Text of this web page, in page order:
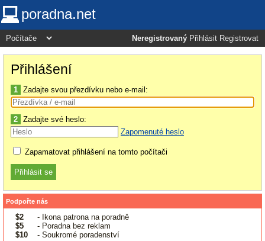
poradna.net
Neregistrovaný Přihlásit Registrovat
Přihlášení
1 Zadajte svou přezdívku nebo e-mail:
2 Zadajte své heslo:
Zapomenuté heslo
Zapamatovat přihlášení na tomto počítači
Podpořte nás
$2
- Ikona patrona na poradně
$5
- Poradna bez reklam
$10
- Soukromé poradenství